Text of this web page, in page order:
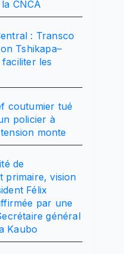
CNCA
: Transco
Tshikapa–
les
coutumier tué
policier à
monte
de
primaire, vision
Félix
par une
général
Kaubo